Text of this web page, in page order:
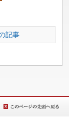
記事